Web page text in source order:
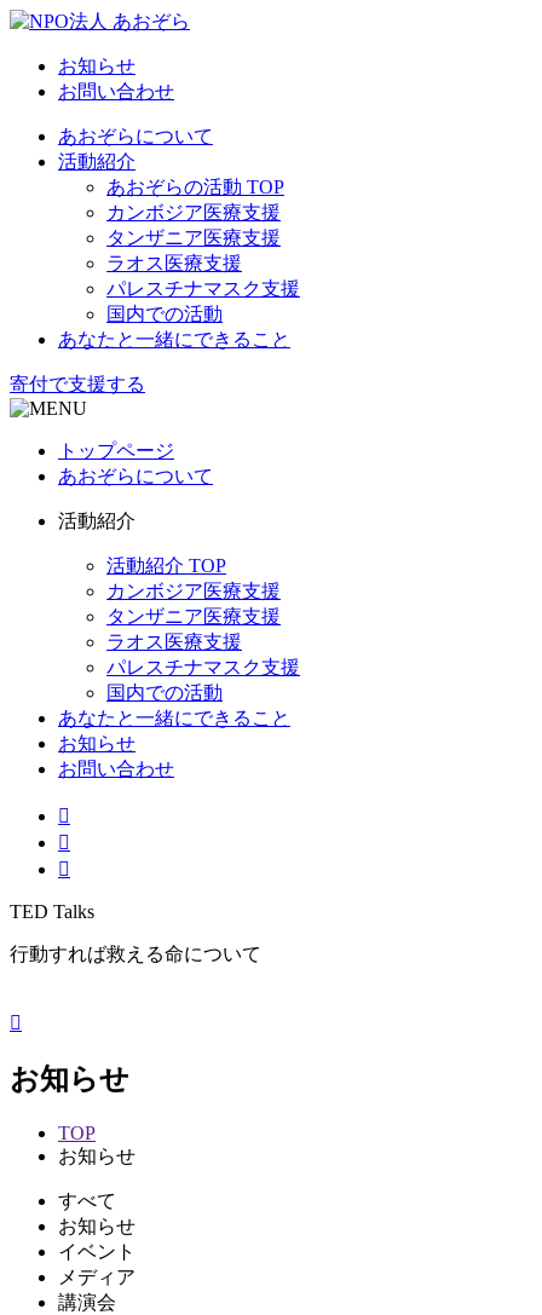
お知らせ
お問い合わせ
あおぞらについて
活動紹介
あおぞらの活動 TOP
カンボジア医療支援
タンザニア医療支援
ラオス医療支援
パレスチナマスク支援
国内での活動
あなたと一緒にできること
寄付で支援する
トップページ
あおぞらについて
活動紹介
活動紹介 TOP
カンボジア医療支援
タンザニア医療支援
ラオス医療支援
パレスチナマスク支援
国内での活動
あなたと一緒にできること
お知らせ
お問い合わせ
TED Talks
行動すれば救える命について
お知らせ
TOP
お知らせ
すべて
お知らせ
イベント
メディア
講演会